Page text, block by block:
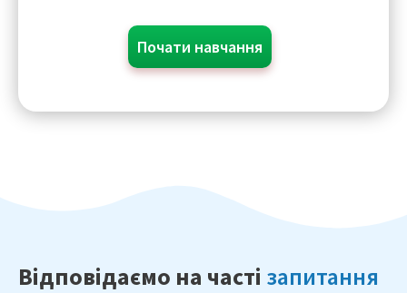
Почати навчання
Відповідаємо на часті запитання